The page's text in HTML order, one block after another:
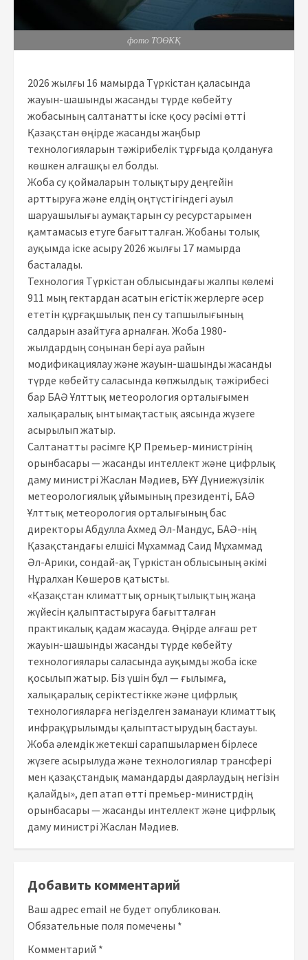
фото ТОӨКҚ
2026 жылғы 16 мамырда Түркістан қаласында
жауын-шашынды жасанды түрде көбейту
жобасының салтанатты іске қосу рәсімі өтті
Қазақстан өңірде жасанды жаңбыр
технологияларын тәжірибелік тұрғыда қолдануға
көшкен алғашқы ел болды.
Жоба су қоймаларын толықтыру деңгейін
арттыруға және елдің оңтүстігіндегі ауыл
шаруашылығы аумақтарын су ресурстарымен
қамтамасыз етуге бағытталған. Жобаны толық
ауқымда іске асыру 2026 жылғы 17 мамырда
басталады.
Технология Түркістан облысындағы жалпы көлемі
911 мың гектардан асатын егістік жерлерге әсер
ететін құрғақшылық пен су тапшылығының
салдарын азайтуға арналған. Жоба 1980-
жылдардың соңынан бері ауа райын
модификациялау және жауын-шашынды жасанды
түрде көбейту саласында көпжылдық тәжірибесі
бар БАӘ Ұлттық метеорология орталығымен
халықаралық ынтымақтастық аясында жүзеге
асырылып жатыр.
Салтанатты рәсімге ҚР Премьер-министрінің
орынбасары — жасанды интеллект және цифрлық
даму министрі Жаслан Мәдиев, БҰҰ Дүниежүзілік
метеорологиялық ұйымының президенті, БАӘ
Ұлттық метеорология орталығының бас
директоры Абдулла Ахмед Әл-Мандус, БАӘ-нің
Қазақстандағы елшісі Мұхаммад Саид Мұхаммад
Әл-Арики, сондай-ақ Түркістан облысының әкімі
Нұралхан Көшеров қатысты.
«Қазақстан климаттық орнықтылықтың жаңа
жүйесін қалыптастыруға бағытталған
практикалық қадам жасауда. Өңірде алғаш рет
жауын-шашынды жасанды түрде көбейту
технологиялары саласында ауқымды жоба іске
қосылып жатыр. Біз үшін бұл — ғылымға,
халықаралық серіктестікке және цифрлық
технологияларға негізделген заманауи климаттық
инфрақұрылымды қалыптастырудың бастауы.
Жоба әлемдік жетекші сарапшылармен бірлесе
жүзеге асырылуда және технологиялар трансфері
мен қазақстандық мамандарды даярлаудың негізін
қалайды», деп атап өтті премьер-министрдің
орынбасары — жасанды интеллект және цифрлық
даму министрі Жаслан Мәдиев.
Добавить комментарий
Ваш адрес email не будет опубликован.
Обязательные поля помечены *
Комментарий *